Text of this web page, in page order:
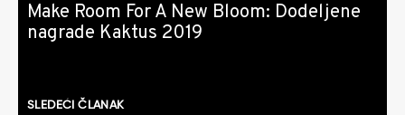
Make Room For A New Bloom: Dodeljene
nagrade Kaktus 2019
SLEDEĆI ČLANAK